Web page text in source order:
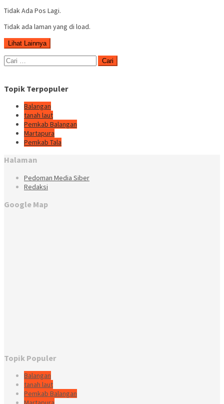
Tidak Ada Pos Lagi.
Tidak ada laman yang di load.
Lihat Lainnya
Cari
untuk:
Topik Terpopuler
Balangan
tanah laut
Pemkab Balangan
Martapura
Pemkab Tala
Halaman
Pedoman Media Siber
Redaksi
Google Map
Topik Populer
Balangan
tanah laut
Pemkab Balangan